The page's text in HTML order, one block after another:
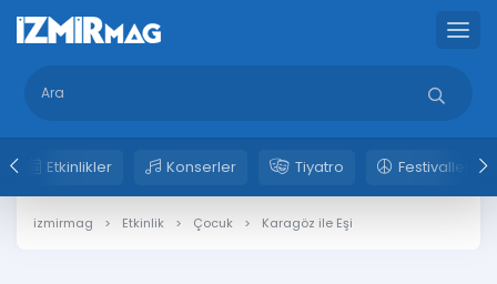
Etkinlikler Konserler Tiyatro Festivaller
izmirmag Etkinlik Çocuk Karagöz ile Eşi